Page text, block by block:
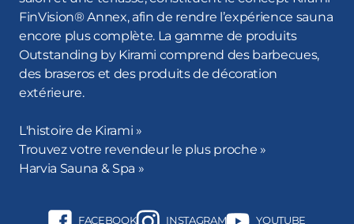
A l’heure actuelle, équiper son bain nordique de LED
design est tout à fait tendance. Lorsque les lumières
illuminent le spa au coucher du soleil, l’ambiance est
juste magique. En effet, ce superbe éclairage installé
apprécierez davantage votre moment de baignade.
Parmi les options supplémentaires qui procurent plus
de confort et de sécurité, il y a les couvercles, les
supérieure. Les bains nordiques Kirami et leurs
FinVision® Annex, afin de rendre l’expérience sauna
encore plus complète. La gamme de produits
Outstanding by Kirami comprend des barbecues,
des braseros et des produits de décoration
extérieure.
L'histoire de Kirami »
Trouvez votre revendeur le plus proche »
Harvia Sauna & Spa »
FACEBOOK INSTAGRAM YOUTUBE